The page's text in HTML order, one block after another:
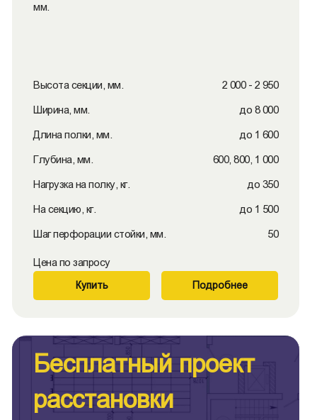
мм.
Высота секции, мм. 2 000 - 2 950
Ширина, мм. до 8 000
Длина полки, мм. до 1 600
Глубина, мм. 600, 800, 1 000
Нагрузка на полку, кг. до 350
На секцию, кг. до 1 500
Шаг перфорации стойки, мм. 50
Цена по запросу
Купить Подробнее
Бесплатный проект
расстановки